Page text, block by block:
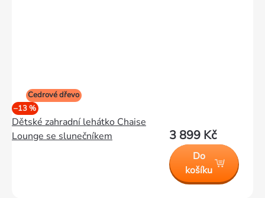
Cedrové dřevo
–13 %
Dětské zahradní lehátko Chaise
Lounge se slunečníkem
3 899 Kč
Do
košíku